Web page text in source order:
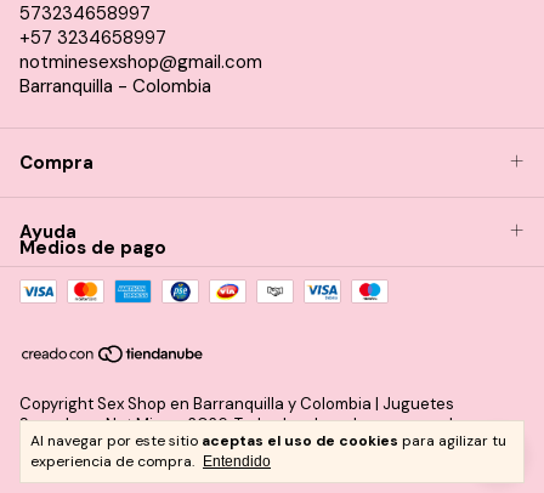
Al navegar por este sitio aceptas el uso de cookies para agilizar tu
experiencia de compra.
Entendido
573234658997
+57 3234658997
notminesexshop@gmail.com
Barranquilla - Colombia
Compra
Ayuda
Medios de pago
Copyright Sex Shop en Barranquilla y Colombia | Juguetes
Sexuales – Not Mine - 2026. Todos los derechos reservados.